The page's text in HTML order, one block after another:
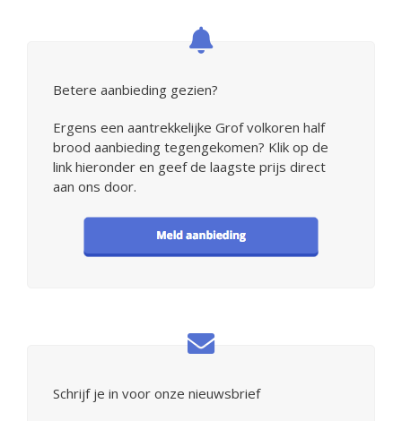
Betere aanbieding gezien?
Ergens een aantrekkelijke Grof volkoren half
brood aanbieding tegengekomen? Klik op de
link hieronder en geef de laagste prijs direct
aan ons door.
Schrijf je in voor onze nieuwsbrief